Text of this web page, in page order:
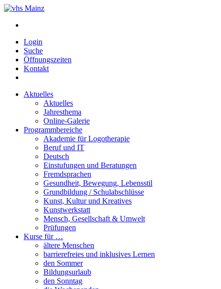
Login
Suche
Öffnungszeiten
Kontakt
Aktuelles
Aktuelles
Jahresthema
Online-Galerie
Programmbereiche
Akademie für Logotherapie
Beruf und IT
Deutsch
Einstufungen und Beratungen
Fremdsprachen
Gesundheit, Bewegung, Lebensstil
Grundbildung / Schulabschlüsse
Kunst, Kultur und Kreatives
Kunstwerkstatt
Mensch, Gesellschaft & Umwelt
Prüfungen
Kurse für …
ältere Menschen
barrierefreies und inklusives Lernen
den Sommer
Bildungsurlaub
den Sonntag